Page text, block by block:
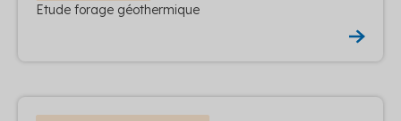
Etude forage géothermique